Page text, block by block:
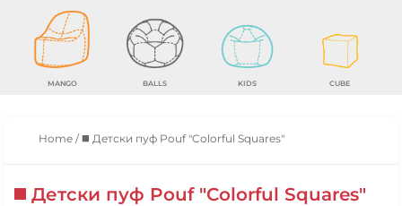
MANGO BALLS KIDS CUBE
Home /◼️ Детски пуф Pouf "Colorful Squares"
◼️ Детски пуф Pouf "Colorful Squares"